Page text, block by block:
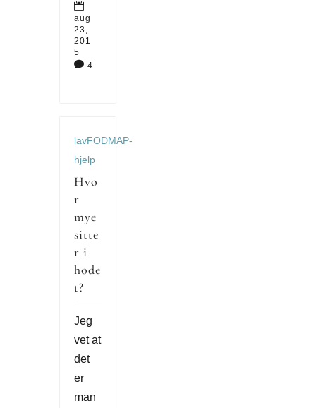

aug
23,
201
5
 4
lavFODMAP-
hjelp
Hvo
r
mye
sitte
r i
hode
t?
Jeg
vet at
det
er
man